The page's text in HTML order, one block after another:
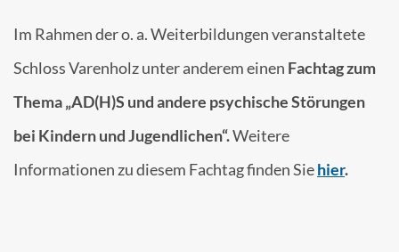
Im Rahmen der o. a. Weiterbildungen veranstaltete
Schloss Varenholz unter anderem einen Fachtag zum
Thema „AD(H)S und andere psychische Störungen
bei Kindern und Jugendlichen“.Weitere
Informationen zu diesem Fachtag finden Siehier.